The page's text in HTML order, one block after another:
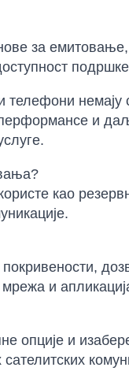
за
немају
перформансе и
као
покривености,
мрежа и
опције и